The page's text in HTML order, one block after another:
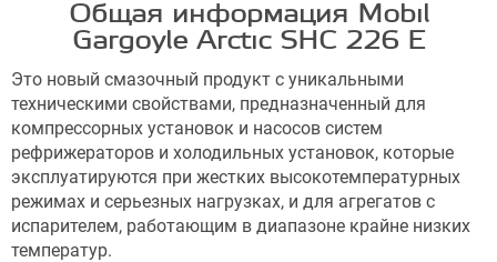
Общая информация Mobil
Gargoyle Arctic SHC 226 E
Это новый смазочный продукт с уникальными
техническими свойствами, предназначенный для
компрессорных установок и насосов систем
рефрижераторов и холодильных установок, которые
эксплуатируются при жестких высокотемпературных
режимах и серьезных нагрузках, и для агрегатов с
испарителем, работающим в диапазоне крайне низких
температур.